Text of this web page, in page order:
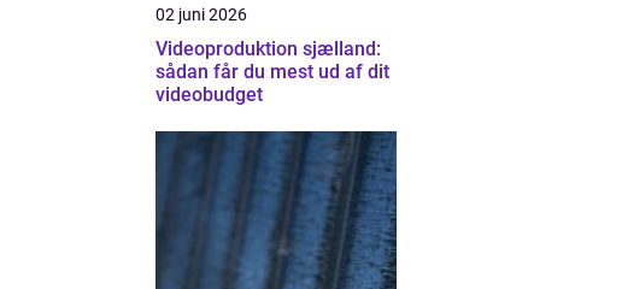
02 juni 2026
Videoproduktion sjælland:
sådan får du mest ud af dit
videobudget